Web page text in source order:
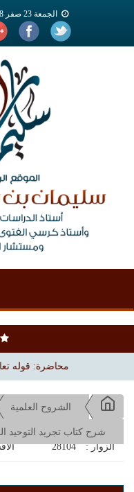
الجمعة 23 صفر 1448هـ الموافق 9 أغسطس 2026م
محاضرة: قوله
الشروح العلمية
شرح كتاب تجريد التوحيد
الزوار :
28104